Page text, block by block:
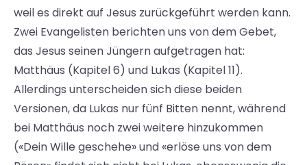
weil es direkt auf Jesus zurückgeführt werden kann.
Zwei Evangelisten berichten uns von dem Gebet,
das Jesus seinen Jüngern aufgetragen hat:
Matthäus (Kapitel 6) und Lukas (Kapitel 11).
Allerdings unterscheiden sich diese beiden
Versionen, da Lukas nur fünf Bitten nennt, während
bei Matthäus noch zwei weitere hinzukommen
(«Dein Wille geschehe» und «erlöse uns von dem